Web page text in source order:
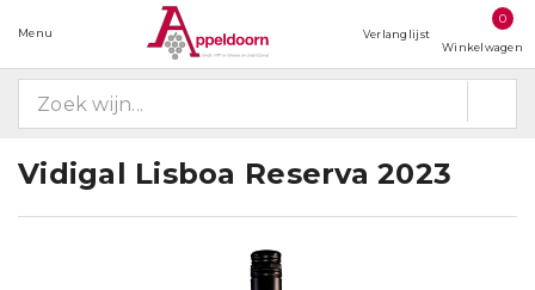
Menu Verlanglijst
0
Winkelwagen
Vidigal Lisboa Reserva 2023